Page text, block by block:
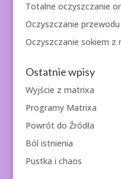
Totalne oczyszczanie
Oczyszczanie
Oczyszczanie sokiem z
Ostatnie wpisy
Wyjście z matrixa
Programy Matrixa
Powrót do Źródła
Ból istnienia
Pustka i chaos